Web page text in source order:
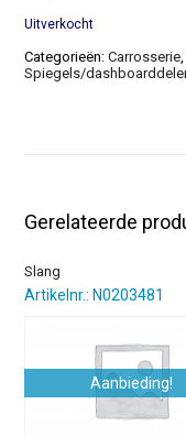
Uitverkocht
Categorieën:Carrosserie,
Spiegels/
Gerelateerde
Slang
Artikelnr.: N0203481
Aanbieding!